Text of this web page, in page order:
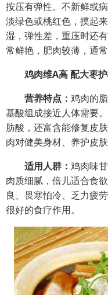
按压有弹性。不新鲜或
淡绿色或桃红色，摸起
湿，弹性差，重压时还
常鲜艳，肥肉较薄，通常
鸡肉维A高 配大枣
营养特点： 鸡肉的
基酸组成接近人体需要
肪酸，还富含能修复皮
肉对健美身材、养护皮肤
适用人群： 鸡肉味
肉质细腻，倍儿适合食
良、畏寒怕冷、乏力疲劳
很好的食疗作用。